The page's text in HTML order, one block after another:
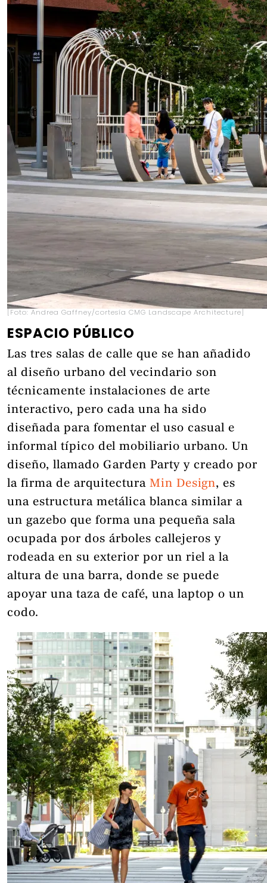
[Foto: Andrea Gaffney/cortesía CMG Landscape Architecture]
ESPACIO PÚBLICO
Las tres salas de calle que se han añadido
al diseño urbano del vecindario son
técnicamente instalaciones de arte
interactivo, pero cada una ha sido
diseñada para fomentar el uso casual e
informal típico del mobiliario urbano. Un
diseño, llamado Garden Party y creado por
la firma de arquitectura Min Design, es
una estructura metálica blanca similar a
un gazebo que forma una pequeña sala
ocupada por dos árboles callejeros y
rodeada en su exterior por un riel a la
altura de una barra, donde se puede
apoyar una taza de café, una laptop o un
codo.